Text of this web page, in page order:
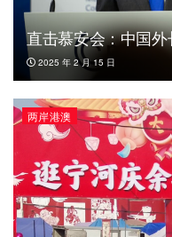
直击慕安会：中国
2025 年 2 月 15 日
两岸港澳